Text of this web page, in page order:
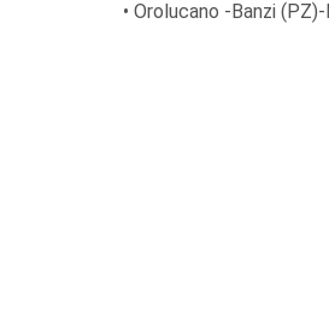
• Orolucano -Banzi